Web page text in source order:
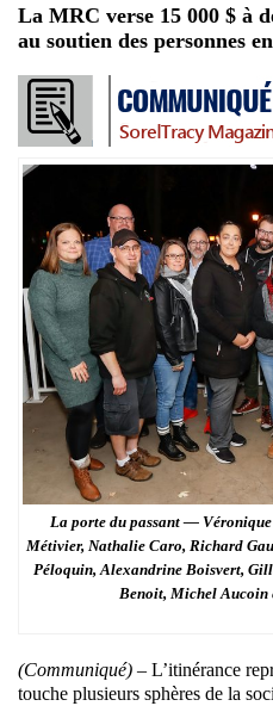
La MRC verse 15 000 $ à
au soutien des personnes
La porte du passant —
Métivier, Nathalie Caro, Richard
Péloquin, Alexandrine Boisvert,
Benoit, Michel Aucoin
(Communiqué) – L’itinérance
touche plusieurs sphères de la